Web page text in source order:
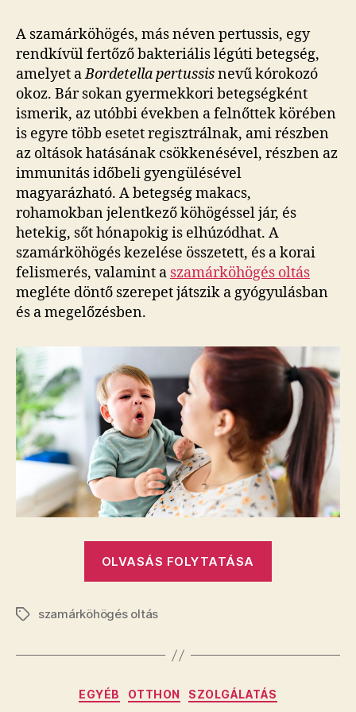
A szamárköhögés, más néven pertussis, egy
rendkívül fertőző bakteriális légúti betegség,
amelyet aBordetella pertussisnevű kórokozó
okoz. Bár sokan gyermekkori betegségként
ismerik, az utóbbi években a felnőttek körében
is egyre több esetet regisztrálnak, ami részben
az oltások hatásának csökkenésével, részben az
immunitás időbeli gyengülésével
magyarázható. A betegség makacs,
rohamokban jelentkező köhögéssel jár, és
hetekig, sőt hónapokig is elhúzódhat. A
szamárköhögés kezelése összetett, és a korai
felismerés, valamint a szamárköhögés oltás
megléte döntő szerepet játszik a gyógyulásban
és a megelőzésben.
OLVASÁS FOLYTATÁSA
a
oltás
Címkékszamárköhögés oltás
Kategóriák
EGYÉB OTTHON SZOLGÁLATÁS